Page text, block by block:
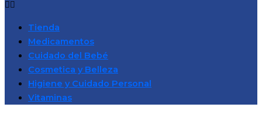
Tienda
Medicamentos
Cuidado del Bebé
Cosmetica y Belleza
Higiene y Cuidado Personal
Vitaminas